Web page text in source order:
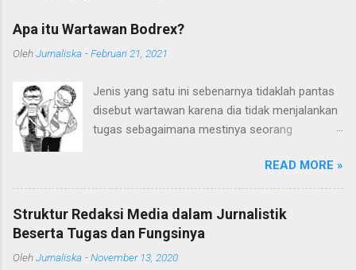
Apa itu Wartawan Bodrex?
OlehJurnaliska -Februari 21, 2021
Jenis yang satu ini sebenarnya tidaklah pantas
disebut wartawan karena dia tidak menjalankan
tugas sebagaimana mestinya seorang
terlanjur digunakan karena mereka sering kali
mengaku sebagai wartawan. Ditambah lagi
kedekatan pergaulan mereka dengan kalangan
wartawan memperkuat sebutan wartawan pada
mereka. Siapakah Sebenarnya Mereka? Mereka
sebenarnya adalah para WTS (Wartawan Tanpa
READ MORE »
Struktur Redaksi Media dalam Jurnalistik
Beserta Tugas dan Fungsinya
OlehJurnaliska -November 13, 2020